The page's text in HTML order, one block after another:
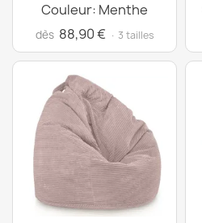
Couleur: Menthe
dès 88,90 € · 3 tailles